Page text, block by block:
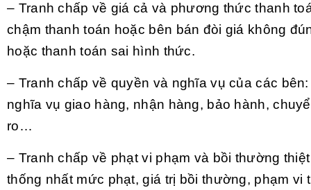
– Tranh chấp về giá cả và phương thức thanh
chậm thanh toán hoặc bên bán đòi giá không
hoặc thanh toán sai hình thức.
– Tranh chấp về quyền và nghĩa vụ của các
nghĩa vụ giao hàng, nhận hàng, bảo hành,
ro…
– Tranh chấp về phạt vi phạm và bồi thường
thống nhất mức phạt, giá trị bồi thường, phạm vi